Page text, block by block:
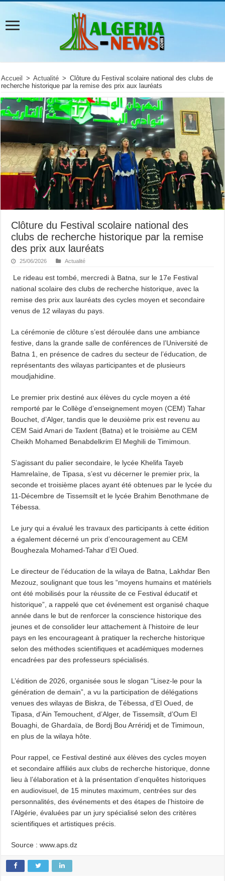
Accueil > Actualité > Clôture du Festival scolaire national des clubs de
recherche historique par la remise des prix aux lauréats
Clôture du Festival scolaire national des
clubs de recherche historique par la remise
des prix aux lauréats
25/06/2026 Actualité
Le rideau est tombé, mercredi à Batna, sur le 17e Festival
national scolaire des clubs de recherche historique, avec la
remise des prix aux lauréats des cycles moyen et secondaire
venus de 12 wilayas du pays.
La cérémonie de clôture s’est déroulée dans une ambiance
festive, dans la grande salle de conférences de l’Université de
Batna 1, en présence de cadres du secteur de l’éducation, de
représentants des wilayas participantes et de plusieurs
moudjahidine.
Le premier prix destiné aux élèves du cycle moyen a été
remporté par le Collège d’enseignement moyen (CEM) Tahar
Bouchet, d’Alger, tandis que le deuxième prix est revenu au
CEM Said Amari de Taxlent (Batna) et le troisième au CEM
Cheikh Mohamed Benabdelkrim El Meghili de Timimoun.
S’agissant du palier secondaire, le lycée Khelifa Tayeb
Hamrelaïne, de Tipasa, s’est vu décerner le premier prix, la
seconde et troisième places ayant été obtenues par le lycée du
11-Décembre de Tissemsilt et le lycée Brahim Benothmane de
Tébessa.
Le jury qui a évalué les travaux des participants à cette édition
a également décerné un prix d’encouragement au CEM
Boughezala Mohamed-Tahar d’El Oued.
Le directeur de l’éducation de la wilaya de Batna, Lakhdar Ben
Mezouz, soulignant que tous les “moyens humains et matériels
ont été mobilisés pour la réussite de ce Festival éducatif et
historique”, a rappelé que cet événement est organisé chaque
année dans le but de renforcer la conscience historique des
jeunes et de consolider leur attachement à l’histoire de leur
pays en les encourageant à pratiquer la recherche historique
selon des méthodes scientifiques et académiques modernes
encadrées par des professeurs spécialisés.
L’édition de 2026, organisée sous le slogan “Lisez-le pour la
génération de demain”, a vu la participation de délégations
venues des wilayas de Biskra, de Tébessa, d’El Oued, de
Tipasa, d’Ain Temouchent, d’Alger, de Tissemsilt, d’Oum El
Bouaghi, de Ghardaïa, de Bordj Bou Arréridj et de Timimoun,
en plus de la wilaya hôte.
Pour rappel, ce Festival destiné aux élèves des cycles moyen
et secondaire affiliés aux clubs de recherche historique, donne
lieu à l’élaboration et à la présentation d’enquêtes historiques
en audiovisuel, de 15 minutes maximum, centrées sur des
personnalités, des événements et des étapes de l’histoire de
l’Algérie, évaluées par un jury spécialisé selon des critères
scientifiques et artistiques précis.
Source : www.aps.dz